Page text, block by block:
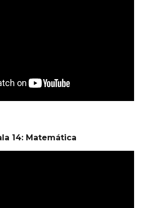
14: Matemática